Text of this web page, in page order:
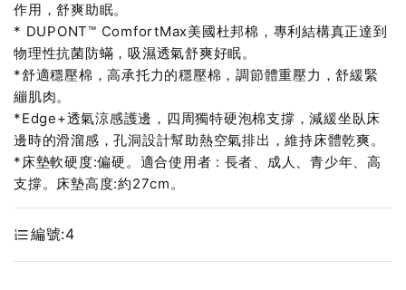
作用，舒爽助眠。
* DUPONT™ ComfortMax美國杜邦棉，專利結構真正達到
物理性抗菌防蟎，吸濕透氣舒爽好眠。
*舒適穩壓棉，高承托力的穩壓棉，調節體重壓力，舒緩緊
繃肌肉。
*Edge+透氣涼感護邊，四周獨特硬泡棉支撐，減緩坐臥床
邊時的滑溜感，孔洞設計幫助熱空氣排出，維持床體乾爽。
*床墊軟硬度:偏硬。適合使用者 : 長者、成人、青少年、高
支撐。床墊高度:約27cm。
編號:4